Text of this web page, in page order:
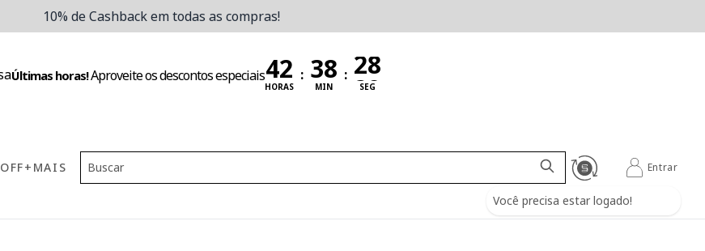
10% de Cashback em todas as compras!
Últimas horas!Aproveite os descontos especiais
HORAS
:
MIN
:
SEG
OFF+MAIS
Você precisa estar logado!
Entrar